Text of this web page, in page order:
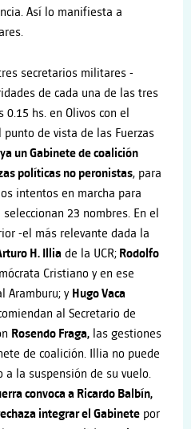
Así lo manifiesta a
secretarios militares -
de cada una de las tres
hs. en Olivos con el
de vista de las Fuerzas
un Gabinete de coalición
políticas no peronistas, para
intentos en marcha para
23 nombres. En el
-el más relevante dada la
H. Illia de la UCR; Rodolfo
Cristiano y en ese
Aramburu; y Hugo Vaca
al Secretario de
Rosendo Fraga, las gestiones
de coalición. Illia no puede
a la suspensión de su vuelo.
convoca a Ricardo Balbín,
integrar el Gabinete por